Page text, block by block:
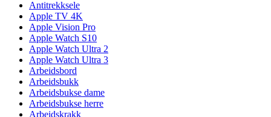
Antitrekksele
Apple TV 4K
Apple Vision Pro
Apple Watch S10
Apple Watch Ultra 2
Apple Watch Ultra 3
Arbeidsbord
Arbeidsbukk
Arbeidsbukse dame
Arbeidsbukse herre
Arbeidskrakk